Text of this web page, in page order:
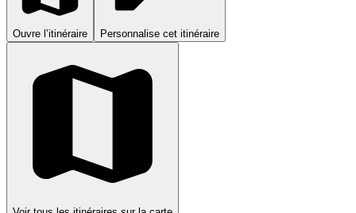
Ouvre l’itinéraire Personnalise cet itinéraire